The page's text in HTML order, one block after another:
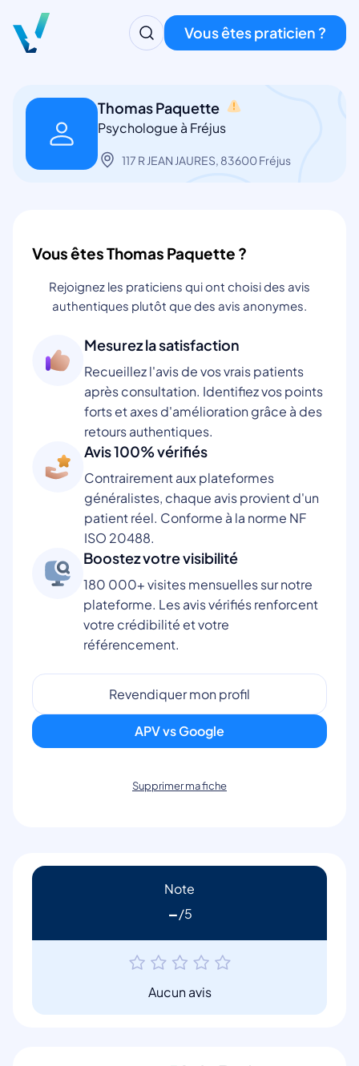
Vous êtes praticien ?
Thomas Paquette
Psychologue à Fréjus
117 R JEAN JAURES, 83600 Fréjus
Vous êtes Thomas Paquette ?
Rejoignez les praticiens qui ont choisi des avis
authentiques plutôt que des avis anonymes.
Mesurez la satisfaction
Recueillez l'avis de vos vrais patients
après consultation. Identifiez vos points
forts et axes d'amélioration grâce à des
retours authentiques.
Avis 100% vérifiés
Contrairement aux plateformes
généralistes, chaque avis provient d'un
patient réel. Conforme à la norme NF
ISO 20488.
Boostez votre visibilité
180 000+ visites mensuelles sur notre
plateforme. Les avis vérifiés renforcent
votre crédibilité et votre
référencement.
Revendiquer mon profil
APV vs Google
Supprimer ma fiche
Note
-
Aucun avis